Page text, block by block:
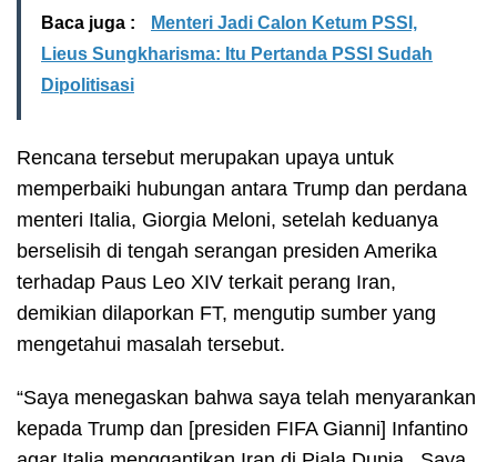
Baca juga :
Menteri Jadi Calon Ketum PSSI,
Lieus Sungkharisma: Itu Pertanda PSSI Sudah
Dipolitisasi
Rencana tersebut merupakan upaya untuk
memperbaiki hubungan antara Trump dan perdana
menteri Italia, Giorgia Meloni, setelah keduanya
berselisih di tengah serangan presiden Amerika
terhadap Paus Leo XIV terkait perang Iran,
demikian dilaporkan FT, mengutip sumber yang
mengetahui masalah tersebut.
“Saya menegaskan bahwa saya telah menyarankan
kepada Trump dan [presiden FIFA Gianni] Infantino